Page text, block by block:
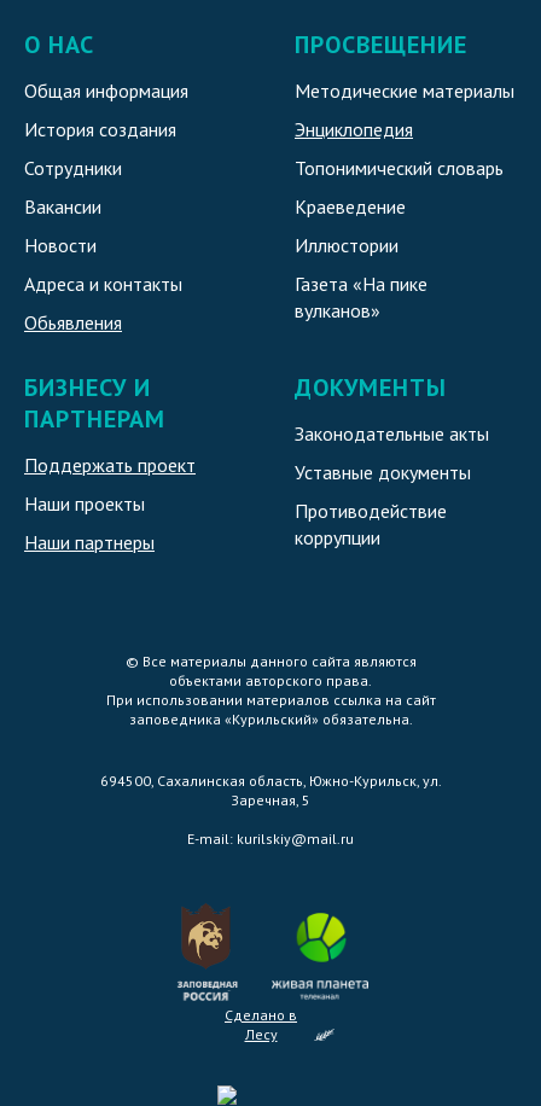
О НАС
Общая информация
История создания
Сотрудники
Вакансии
Новости
Адреса и контакты
Обьявления
ПРОСВЕЩЕНИЕ
Методические материалы
Энциклопедия
Топонимический словарь
Краеведение
Иллюстории
Газета «На пике
вулканов»
БИЗНЕСУ И
ПАРТНЕРАМ
Поддержать проект
Наши проекты
Наши партнеры
ДОКУМЕНТЫ
Законодательные акты
Уставные документы
Противодействие
коррупции
Сделано в
Лесу
© Все материалы данного сайта являются
объектами авторского права.
При использовании материалов ссылка на сайт
заповедника «Курильский» обязательна.
694500, Сахалинская область, Южно-Курильск, ул.
Заречная, 5
E-mail: kurilskiy@mail.ru